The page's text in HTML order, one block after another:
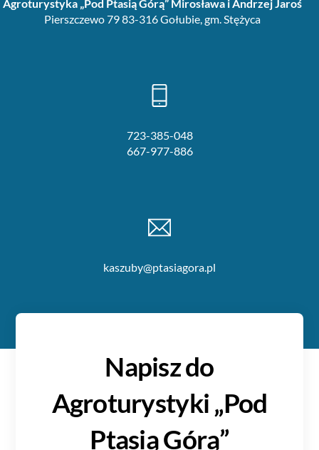
Agroturystyka „Pod Ptasią Górą” Mirosława i Andrzej Jaroś
Pierszczewo 79 83-316 Gołubie, gm. Stężyca
723-385-048
667-977-886
kaszuby@ptasiagora.pl
Napisz do
Agroturystyki „Pod
Ptasią Górą”